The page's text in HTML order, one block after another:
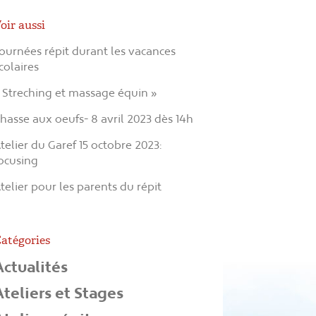
aussi
répit durant les vacances
Streching et massage équin »
aux oeufs- 8 avril 2023 dès 14h
du Garef 15 octobre 2023:
pour les parents du répit
et Stages